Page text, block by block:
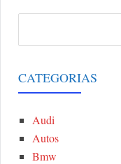
r
c
CATEGORIAS
Audi
Autos
Bmw